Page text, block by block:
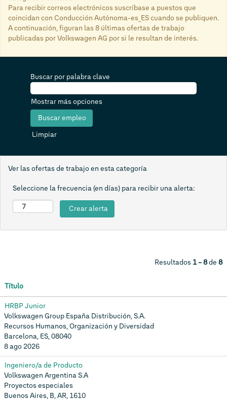
Para recibir correos electrónicos suscríbase a puestos que
coincidan con Conducción Autónoma-es_ES cuando se publiquen.
A continuación, figuran las 8 últimas ofertas de trabajo
publicadas por Volkswagen AG por si le resultan de interés.
Buscar por palabra clave
Mostrar más opciones
Limpiar
Ver las ofertas de trabajo en esta categoría
Seleccione la frecuencia (en días) para recibir una alerta:
Resultados 1 – 8de 8
Título
HRBP Junior
Volkswagen Group España Distribución, S.A.
Recursos Humanos, Organización y Diversidad
Barcelona, ES, 08040
8 ago 2026
Ingeniero/a de Producto
Volkswagen Argentina S.A
Proyectos especiales
Buenos Aires, B, AR, 1610